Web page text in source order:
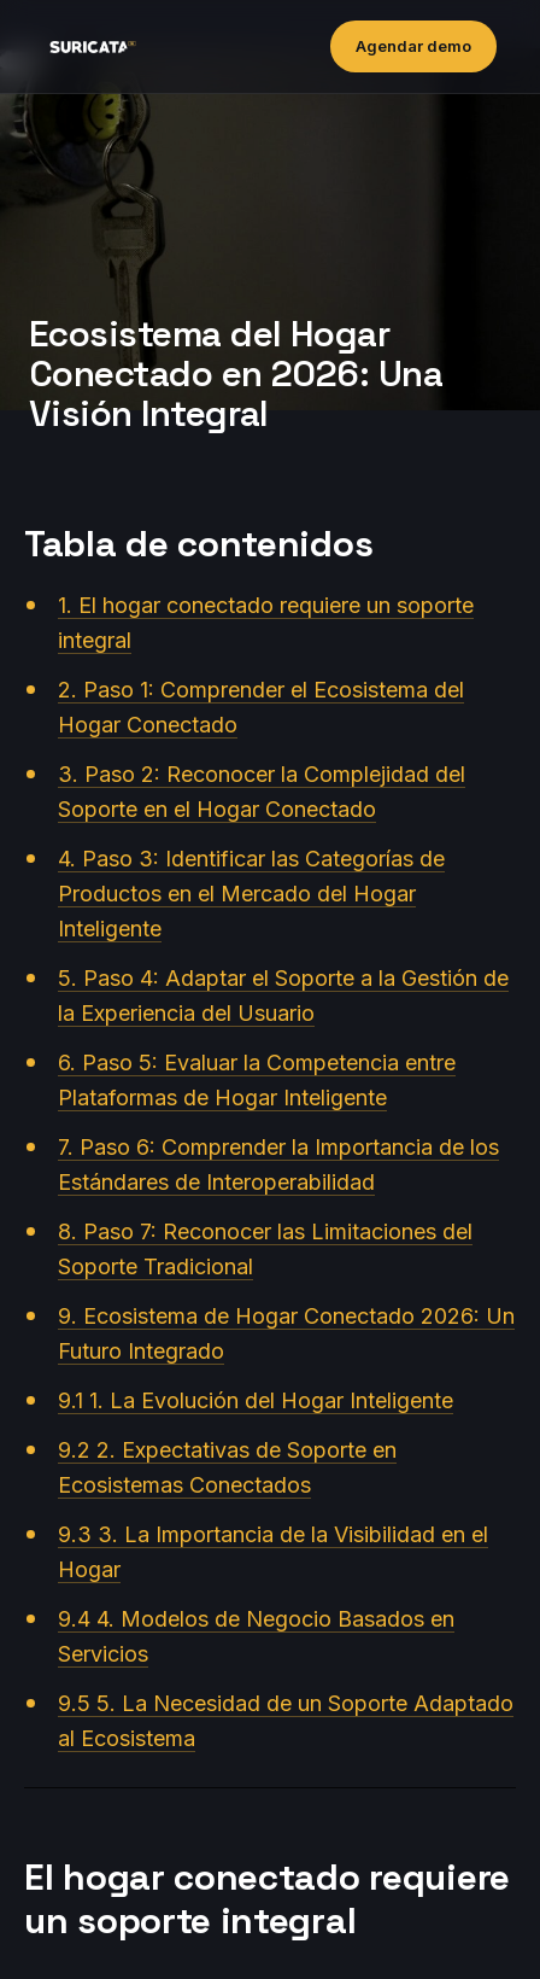
Agendar demo
Ecosistema del Hogar
Conectado en 2026: Una
Visión Integral
Tabla de contenidos
1. El hogar conectado requiere un soporte
integral
2. Paso 1: Comprender el Ecosistema del
Hogar Conectado
3. Paso 2: Reconocer la Complejidad del
Soporte en el Hogar Conectado
4. Paso 3: Identificar las Categorías de
Productos en el Mercado del Hogar
Inteligente
5. Paso 4: Adaptar el Soporte a la Gestión de
la Experiencia del Usuario
6. Paso 5: Evaluar la Competencia entre
Plataformas de Hogar Inteligente
7. Paso 6: Comprender la Importancia de los
Estándares de Interoperabilidad
8. Paso 7: Reconocer las Limitaciones del
Soporte Tradicional
9. Ecosistema de Hogar Conectado 2026: Un
Futuro Integrado
9.1 1. La Evolución del Hogar Inteligente
9.2 2. Expectativas de Soporte en
Ecosistemas Conectados
9.3 3. La Importancia de la Visibilidad en el
Hogar
9.4 4. Modelos de Negocio Basados en
Servicios
9.5 5. La Necesidad de un Soporte Adaptado
al Ecosistema
El hogar conectado requiere
un soporte integral